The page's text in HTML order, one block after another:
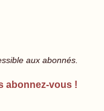
aux abonnés.
abonnez-vous !